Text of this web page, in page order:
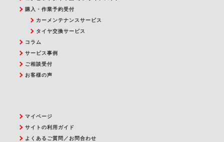
購入・作業予約受付
カーメンテナンスサービス
タイヤ交換サービス
コラム
サービス事例
ご相談受付
お客様の声
マイページ
サイトの利用ガイド
よくあるご質問／お問合わせ